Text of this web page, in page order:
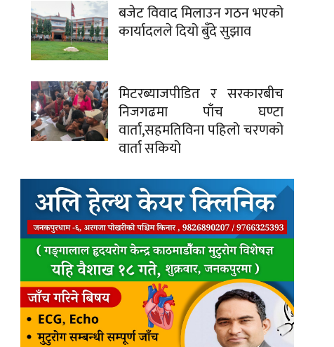
बजेट विवाद मिलाउन गठन भएको
कार्यादलले दियो बुँदे सुझाव
मिटरब्याजपीडित र सरकारबीच
निजगढमा पाँच घण्टा
वार्ता,सहमतिविना पहिलो चरणको
वार्ता सकियो